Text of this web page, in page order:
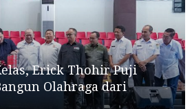
Erick Thohir Puji
Olahraga dari